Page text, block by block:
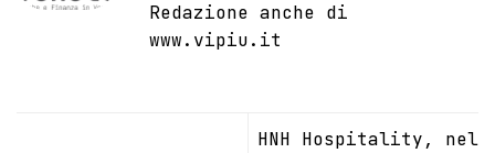
Redazione anche di
www.vipiu.it
HNH Hospitality, nel